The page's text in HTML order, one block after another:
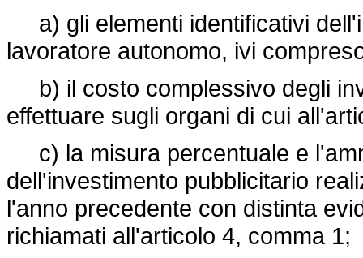
a) gli elementi identificativi
lavoratore autonomo, ivi
b) il costo complessivo degli
effettuare sugli organi di cui
c) la misura percentuale e
dell'investimento pubblicitario
l'anno precedente con distinta
richiamati all'articolo 4, comma 1;